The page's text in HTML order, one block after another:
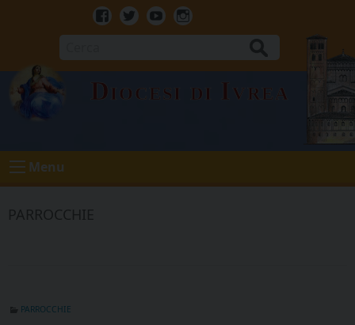
Facebook
TwitterYoutubeInstagram
Diocesi di Ivrea
Menu
PARROCCHIE